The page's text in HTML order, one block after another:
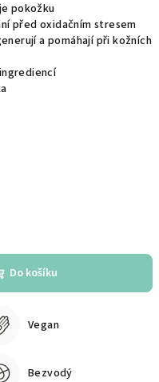
pokožku
před oxidačním stresem
a pomáhají při kožních
Do košíku
Vegan
Bezvodý